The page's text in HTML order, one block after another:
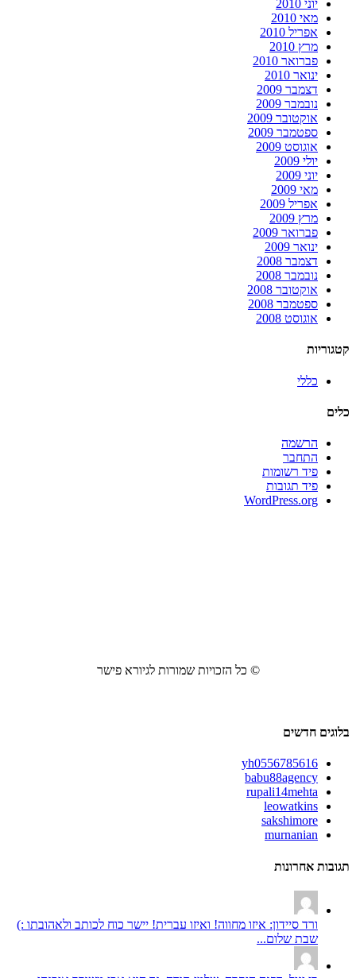
יוני 2010
מאי 2010
אפריל 2010
מרץ 2010
פברואר 2010
ינואר 2010
דצמבר 2009
נובמבר 2009
אוקטובר 2009
ספטמבר 2009
אוגוסט 2009
יולי 2009
יוני 2009
מאי 2009
אפריל 2009
מרץ 2009
פברואר 2009
ינואר 2009
דצמבר 2008
נובמבר 2008
אוקטובר 2008
ספטמבר 2008
אוגוסט 2008
קטגוריות
כללי
כלים
הרשמה
התחבר
פיד רשומות
פיד תגובות
WordPress.org
© כל הזכויות שמורות לגיורא פישר
בלוגים חדשים
yh0556785616
babu88agency
rupali14mehta
leowatkins
sakshimore
murnanian
תגובות אחרונות
ורד סיידון: איזו מחווה! ואיזו עברית! יישר כוח לכותב ולאהובתו :)
שבת שלום...